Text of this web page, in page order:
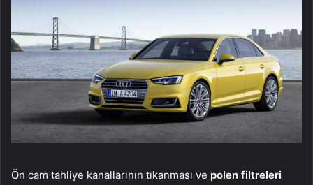
Ön cam tahliye kanallarının tıkanması ve polen filtreleri